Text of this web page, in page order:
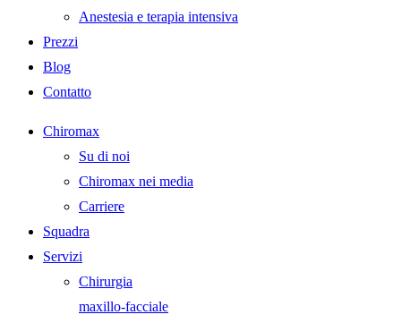
Anestesia e terapia intensiva
Prezzi
Blog
Contatto
Chiromax
Su di noi
Chiromax nei media
Carriere
Squadra
Servizi
Chirurgia
maxillo-facciale